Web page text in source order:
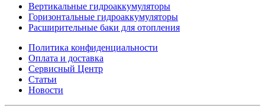
Вертикальные гидроаккумуляторы
Горизонтальные гидроаккумуляторы
Расширительные баки для отопления
Политика конфиденциальности
Оплата и доставка
Сервисный Центр
Статьи
Новости